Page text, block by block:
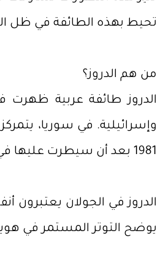
تحيط بهذه الطائفة في ظل
من هم الدروز؟
الدروز طائفة عربية ظهرت
وإسرائيلية. في سوريا،
1981 بعد أن سيطرت عليها في حرب 1967. ويقيم في الجولان نحو عشرين ألف درزي، يعيشون إلى جانب مستوطنين يهود في أكثر من ثلاثين مستوطنة.
الدروز في الجولان
يوضح التوتر المستمر في